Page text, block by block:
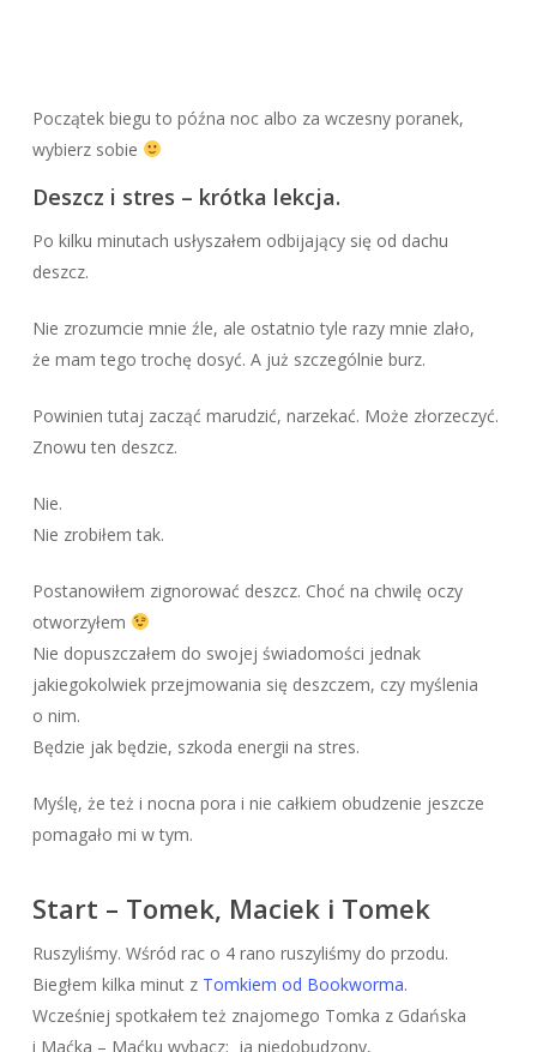
Początek biegu to późna noc albo za wczesny poranek,
wybierz sobie
Deszcz i stres – krótka lekcja.
Po kilku minutach usłyszałem odbijający się od dachu
deszcz.
Nie zrozumcie mnie źle, ale ostatnio tyle razy mnie zlało,
że mam tego trochę dosyć. A już szczególnie burz.
Powinien tutaj zacząć marudzić, narzekać. Może złorzeczyć.
Znowu ten deszcz.
Nie.
Nie zrobiłem tak.
Postanowiłem zignorować deszcz. Choć na chwilę oczy
otworzyłem
Nie dopuszczałem do swojej świadomości jednak
jakiegokolwiek przejmowania się deszczem, czy myślenia
o nim.
Będzie jak będzie, szkoda energii na stres.
Myślę, że też i nocna pora i nie całkiem obudzenie jeszcze
pomagało mi w tym.
Start – Tomek, Maciek i Tomek
Ruszyliśmy. Wśród rac o 4 rano ruszyliśmy do przodu.
Biegłem kilka minut z Tomkiem od Bookworma.
Wcześniej spotkałem też znajomego Tomka z Gdańska
i Maćka – Maćku wybacz; ja niedobudzony,